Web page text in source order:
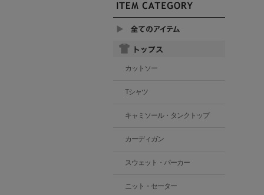
カットソー
Tシャツ
キャミソール・タンクトップ
カーディガン
スウェット・パーカー
ニット・セーター